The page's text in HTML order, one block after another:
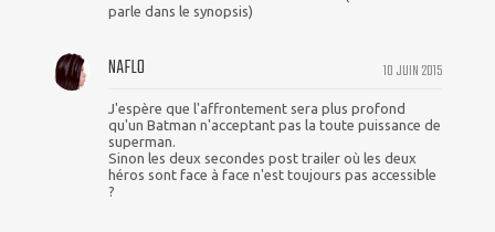
parle dans le synopsis)
10 JUIN 2015
NAFLO
J'espère que l'affrontement sera plus profond
qu'un Batman n'acceptant pas la toute puissance de
superman.
Sinon les deux secondes post trailer où les deux
héros sont face à face n'est toujours pas accessible
?